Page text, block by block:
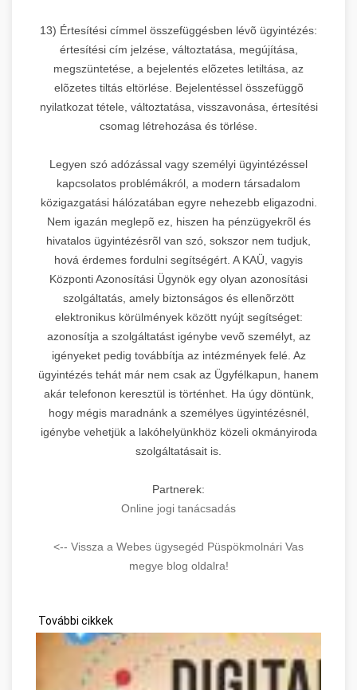
13) Értesítési címmel összefüggésben lévõ ügyintézés:
értesítési cím jelzése, változtatása, megújítása,
megszüntetése, a bejelentés elõzetes letiltása, az
elõzetes tiltás eltörlése. Bejelentéssel összefüggõ
nyilatkozat tétele, változtatása, visszavonása, értesítési
csomag létrehozása és törlése.
Legyen szó adózással vagy személyi ügyintézéssel
kapcsolatos problémákról, a modern társadalom
közigazgatási hálózatában egyre nehezebb eligazodni.
Nem igazán meglepõ ez, hiszen ha pénzügyekrõl és
hivatalos ügyintézésrõl van szó, sokszor nem tudjuk,
hová érdemes fordulni segítségért. A KAÜ, vagyis
Központi Azonosítási Ügynök egy olyan azonosítási
szolgáltatás, amely biztonságos és ellenõrzött
elektronikus körülmények között nyújt segítséget:
azonosítja a szolgáltatást igénybe vevõ személyt, az
igényeket pedig továbbítja az intézmények felé. Az
ügyintézés tehát már nem csak az Ügyfélkapun, hanem
akár telefonon keresztül is történhet. Ha úgy döntünk,
hogy mégis maradnánk a személyes ügyintézésnél,
igénybe vehetjük a lakóhelyünkhöz közeli okmányiroda
szolgáltatásait is.
Partnerek:
Online jogi tanácsadás
<-- Vissza a Webes ügysegéd Püspökmolnári Vas
megye blog oldalra!
További cikkek